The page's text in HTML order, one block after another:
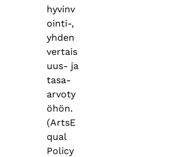
hyvinv
ointi-,
yhden
vertais
uus- ja
tasa-
arvoty
öhön.
(ArtsE
qual
Policy